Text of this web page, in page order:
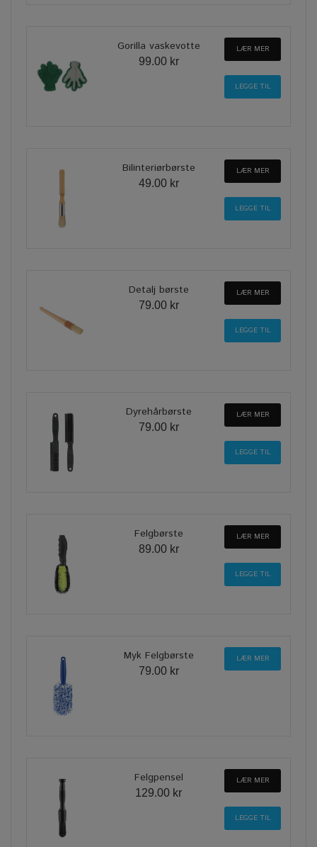
Gorilla vaskevotte
99.00 kr
LÆR MER
Bilinteriørbørste
49.00 kr
LÆR MER
Detalj børste
79.00 kr
LÆR MER
Dyrehårbørste
79.00 kr
LÆR MER
Felgbørste
89.00 kr
LÆR MER
Myk Felgbørste
79.00 kr
LÆR MER
Felgpensel
129.00 kr
LÆR MER